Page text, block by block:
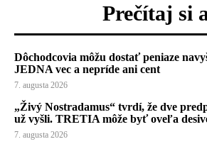
Prečítaj si
Dôchodcovia môžu dostať peniaze
JEDNA vec a nepríde ani cent
7. augusta 2026
„Živý Nostradamus“ tvrdí, že dve
už vyšli. TRETIA môže byť oveľa
7. augusta 2026